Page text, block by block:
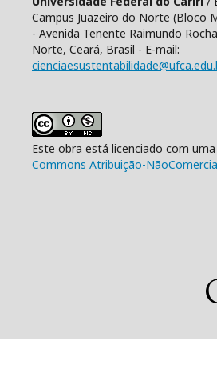
Campus Juazeiro do Norte (Bloco
- Avenida Tenente Raimundo
Norte, Ceará, Brasil - E-mail:
Este obra está licenciado com uma
Commons Atribuição-